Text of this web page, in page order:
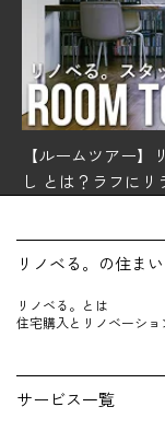
【ルームツアー
し とは？ラフに
リノベる。の住まい
リノベる。とは
住宅購入とリノベーショ
サービス一覧